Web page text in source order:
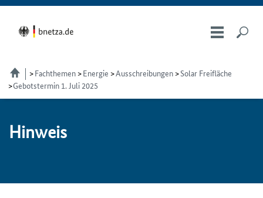
Fachthemen Energie Ausschreibungen
Solar Freifläche
Gebotstermin 1. Juli 2025
Hin­weis